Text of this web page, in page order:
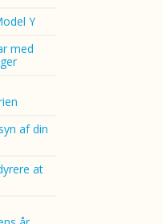
Y
med
af din
at